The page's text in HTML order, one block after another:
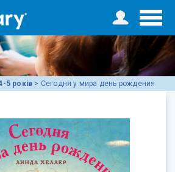
5 років > Сегодня у мира день рождения